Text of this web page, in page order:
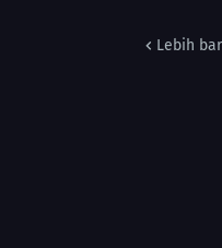
Lebih